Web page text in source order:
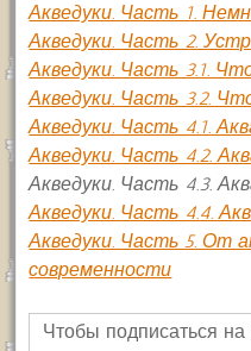
Акведуки. Часть 1.
Акведуки. Часть 2.
Акведуки. Часть 3.1.
Акведуки. Часть 3.2.
Акведуки. Часть 4.1.
Акведуки. Часть 4.2.
Акведуки. Часть 4.3.
Акведуки. Часть 4.4.
Акведуки. Часть 5. От
современности
Чтобы подписаться на